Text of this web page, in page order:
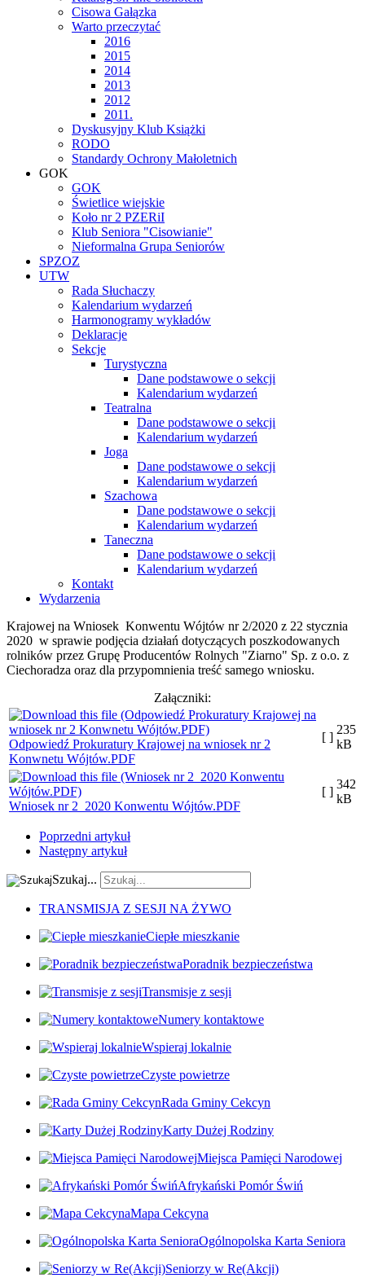
Cisowa Gałązka
Warto przeczytać
2016
2015
2014
2013
2012
2011.
Dyskusyjny Klub Książki
RODO
Standardy Ochrony Małoletnich
GOK
GOK
Świetlice wiejskie
Koło nr 2 PZERiI
Klub Seniora "Cisowianie"
Nieformalna Grupa Seniorów
SPZOZ
UTW
Rada Słuchaczy
Kalendarium wydarzeń
Harmonogramy wykładów
Deklaracje
Sekcje
Turystyczna
Dane podstawowe o sekcji
Kalendarium wydarzeń
Teatralna
Dane podstawowe o sekcji
Kalendarium wydarzeń
Joga
Dane podstawowe o sekcji
Kalendarium wydarzeń
Szachowa
Dane podstawowe o sekcji
Kalendarium wydarzeń
Taneczna
Dane podstawowe o sekcji
Kalendarium wydarzeń
Kontakt
Wydarzenia
Krajowej na Wniosek Konwentu Wójtów nr 2/2020 z 22 stycznia
2020 w sprawie podjęcia działań dotyczących poszkodowanych
rolników przez Grupę Producentów Rolnych "Ziarno" Sp. z o.o. z
Ciechoradza oraz dla przypomnienia treść samego wniosku.
Załączniki:
Odpowiedź Prokuratury Krajowej na wniosek nr 2
Konwnetu Wójtów.PDF
[ ]
235
kB
Wniosek nr 2_2020 Konwentu Wójtów.PDF
[ ]
342
kB
Poprzedni artykuł
Następny artykuł
Szukaj...
TRANSMISJA Z SESJI NA ŻYWO
Ciepłe mieszkanie
Poradnik bezpieczeństwa
Transmisje z sesji
Numery kontaktowe
Wspieraj lokalnie
Czyste powietrze
Rada Gminy Cekcyn
Karty Dużej Rodziny
Miejsca Pamięci Narodowej
Afrykański Pomór Świń
Mapa Cekcyna
Ogólnopolska Karta Seniora
Seniorzy w Re(Akcji)